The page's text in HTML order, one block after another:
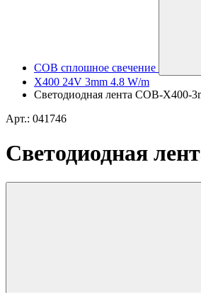
COB сплошное свечение
X400 24V 3mm 4.8 W/m
Светодиодная лента COB-X400-
Арт.: 041746
Светодиодная